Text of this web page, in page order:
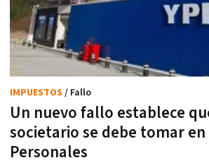
Un nuevo fallo establece
societario se debe tomar en
Personales
IMPUESTOS / Fallo